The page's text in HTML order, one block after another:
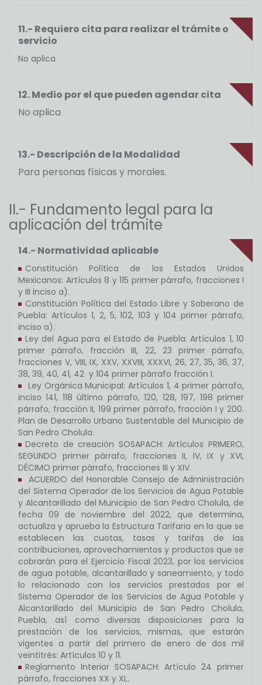
11.- Requiero cita para realizar el trámite o
servicio
No aplica
12. Medio por el que pueden agendar cita
No aplica
13.- Descripción de la Modalidad
Para personas físicas y morales.
II.- Fundamento legal para la
aplicación del trámite
14.- Normatividad aplicable
Constitución Política de los Estados Unidos
Mexicanos: Artículos 8 y 115 primer párrafo, fracciones I
y III inciso a).
Constitución Política del Estado Libre y Soberano de
Puebla: Artículos 1, 2, 5, 102, 103 y 104 primer párrafo,
inciso a).
Ley del Agua para el Estado de Puebla: Artículos 1, 10
primer párrafo, fracción III, 22, 23 primer párrafo,
fracciones V, VIII, IX, XXV, XXVIII, XXXVI, 26, 27, 35, 36, 37,
38, 39, 40, 41, 42 y 104 primer párrafo fracción I.
Ley Orgánica Municipal: Artículos 1, 4 primer párrafo,
inciso 141, 118 último párrafo, 120, 128, 197, 198 primer
párrafo, fracción II, 199 primer párrafo, fracción I y 200.
Plan de Desarrollo Urbano Sustentable del Municipio de
San Pedro Cholula.
Decreto de creación SOSAPACH: Artículos PRIMERO,
SEGUNDO primer párrafo, fracciones II, IV, IX y XVI,
DÉCIMO primer párrafo, fracciones III y XIV.
ACUERDO del Honorable Consejo de Administración
del Sistema Operador de los Servicios de Agua Potable
y Alcantarillado del Municipio de San Pedro Cholula, de
fecha 09 de noviembre del 2022, que determina,
actualiza y aprueba la Estructura Tarifaria en la que se
establecen las cuotas, tasas y tarifas de las
contribuciones, aprovechamientos y productos que se
cobrarán para el Ejercicio Fiscal 2023, por los servicios
de agua potable, alcantarillado y saneamiento, y todo
lo relacionado con los servicios prestados por el
Sistema Operador de los Servicios de Agua Potable y
Alcantarillado del Municipio de San Pedro Cholula,
Puebla, así como diversas disposiciones para la
prestación de los servicios, mismas, que estarán
vigentes a partir del primero de enero de dos mil
veintitrés: Artículos 10 y 11.
Reglamento Interior SOSAPACH: Artículo 24 primer
párrafo, fracciones XX y XL.